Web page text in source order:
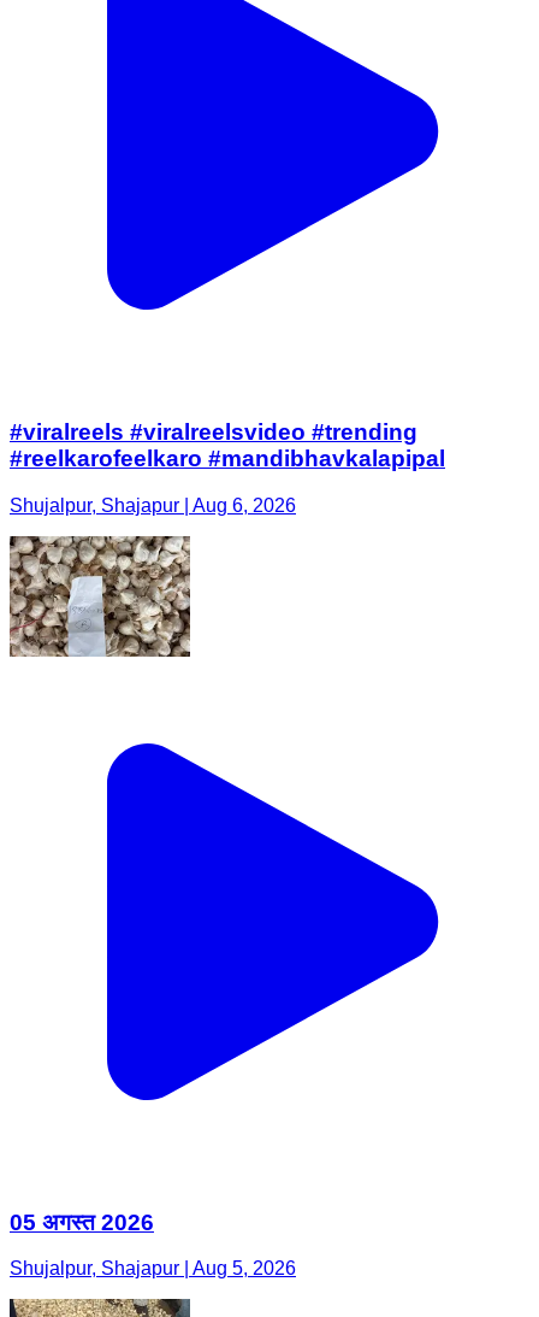
#viralreels #viralreelsvideo #trending
#reelkarofeelkaro #mandibhavkalapipal
Shujalpur, Shajapur | Aug 6, 2026
05 अगस्त 2026
Shujalpur, Shajapur | Aug 5, 2026